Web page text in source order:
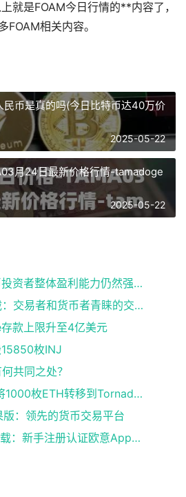
就是FOAM今日行情的**内容了，
FOAM相关内容。
币是真的吗(今日比特币达40万价
2025-05-22
月24日最新价格行情-tamadoge
2025-05-22
Glassnode：比特币投资者整体盈利能力仍然强劲，更大的波动即将到来
易欧交易所易欧下载：交易者和货币者青睐的交易平台
款上限升至4亿美元
枚INJ
共同之处？
UwUlend攻击者已将1000枚ETH转移到Tornado Cash
：领先的货币交易平台
欧意易app最新版下载：新手注册认证欧意App下载操作教程